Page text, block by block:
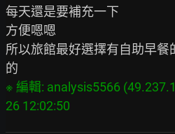
每天還是要補充一下
方便嗯嗯
所以旅館最好選擇有自助早
※ 編輯: analysis5566